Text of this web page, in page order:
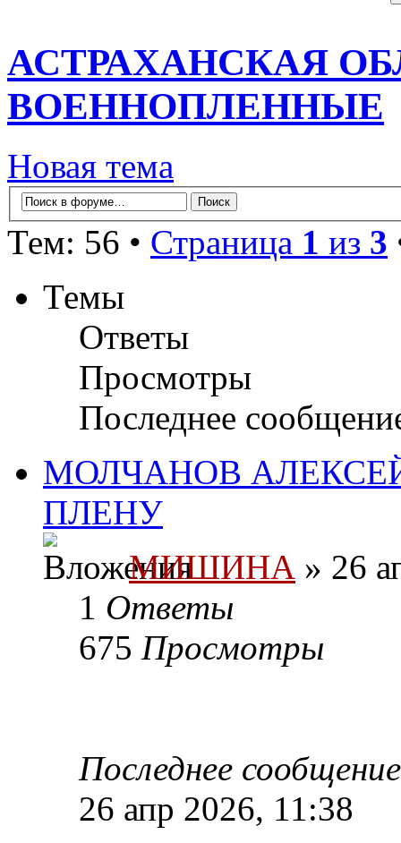
АСТРАХАНСКАЯ
ВОЕННОПЛЕННЫЕ
Новая тема
Тем: 56 • Страница 1 из 3
Темы
Ответы
Просмотры
Последнее
МОЛЧАНОВ
ПЛЕНУ
МИШИНА » 26
1 Ответы
675 Просмотры
Последнее
26 апр 2026, 11:38